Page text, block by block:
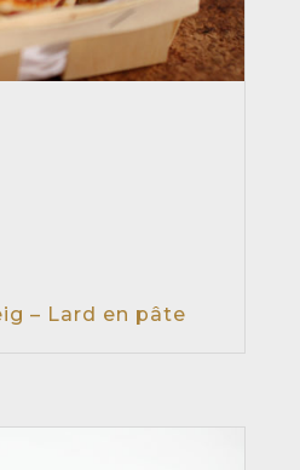
– Lard en pâte